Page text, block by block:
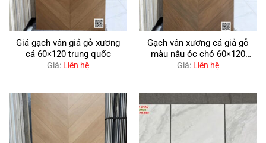
Giá gạch vân giả gỗ xương
cá 60×120 trung quốc
Giá: Liên hệ
Gạch vân xương cá giả gỗ
màu nâu óc chó 60×120
trung quốc
Giá: Liên hệ